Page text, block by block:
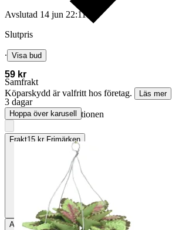
Avslutad 14 jun 22:11
Slutpris
∙ Visa bud
59 kr
Köparskydd är valfritt hos företag.
Läs mer
MiaNelliot vann auktionen
Frakt15 kr Frimärken
AvhämtningHelsingborg, Sverige
Samfrakt
3 dagar
Hoppa över karusell